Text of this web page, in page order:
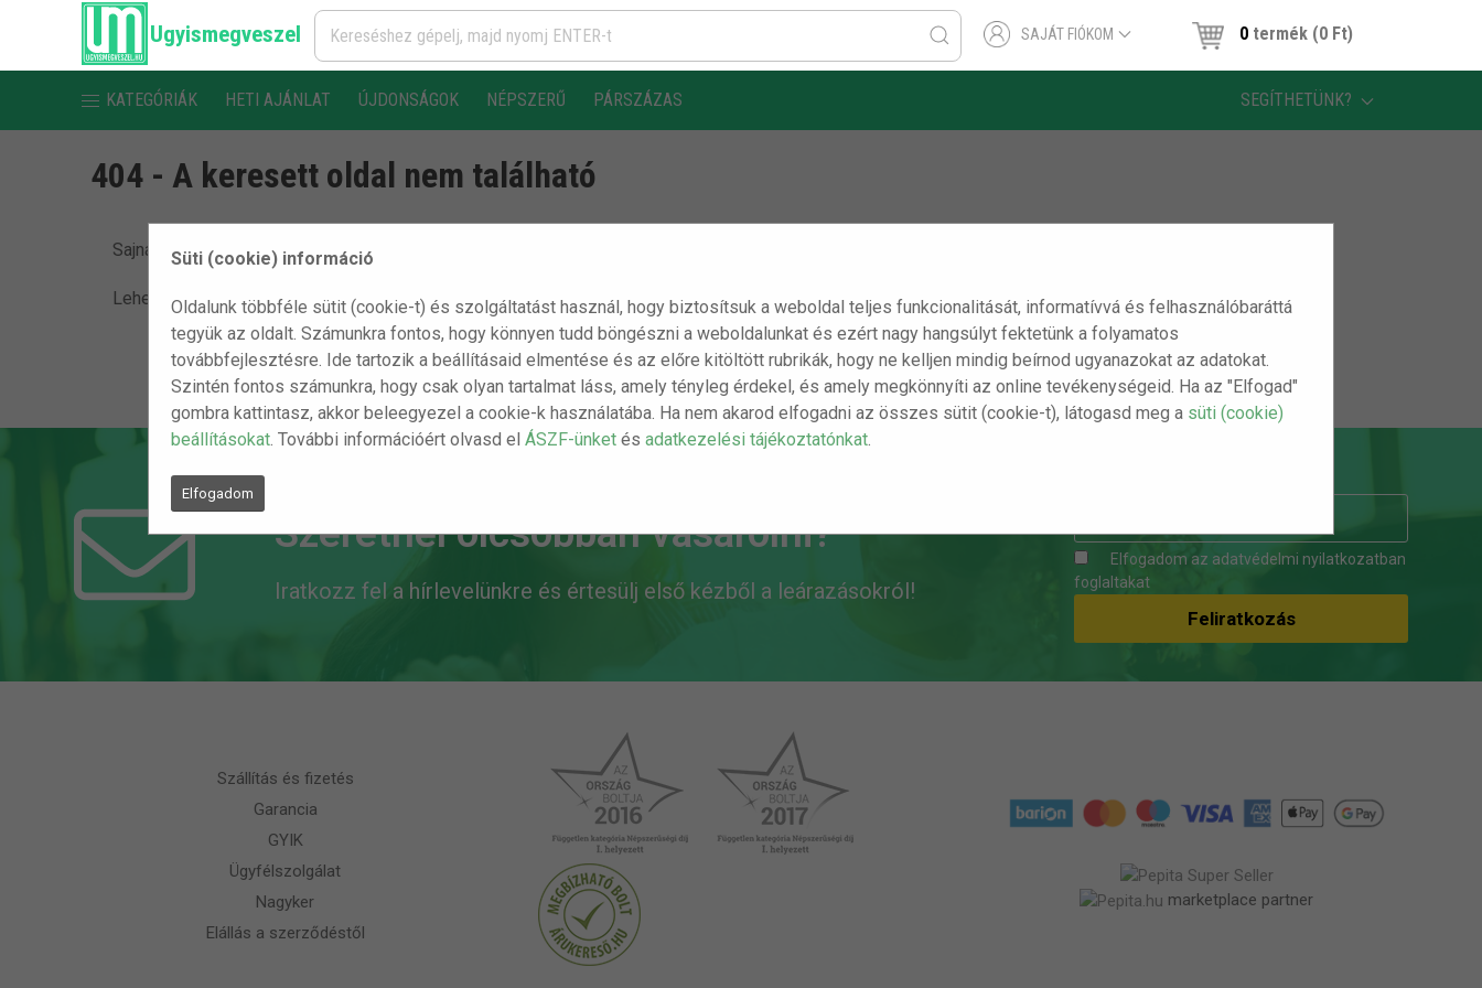
Süti (cookie) információ
Oldalunk többféle sütit (cookie-t) és szolgáltatást használ, hogy biztosítsuk a weboldal teljes funkcionalitását, informatívvá és felhasználóbaráttá
tegyük az oldalt. Számunkra fontos, hogy könnyen tudd böngészni a weboldalunkat és ezért nagy hangsúlyt fektetünk a folyamatos
továbbfejlesztésre. Ide tartozik a beállításaid elmentése és az előre kitöltött rubrikák, hogy ne kelljen mindig beírnod ugyanazokat az adatokat.
Szintén fontos számunkra, hogy csak olyan tartalmat láss, amely tényleg érdekel, és amely megkönnyíti az online tevékenységeid. Ha az "Elfogad"
gombra kattintasz, akkor beleegyezel a cookie-k használatába. Ha nem akarod elfogadni az összes sütit (cookie-t), látogasd meg a süti (cookie)
beállításokat . További információért olvasd elÁSZF-ünket ésadatkezelési tájékoztatónkat
Elfogadom
Ugyismegveszel SAJÁT FIÓKOM 0termék (0 Ft)
KATEGÓRIÁK HETI AJÁNLAT ÚJDONSÁGOK NÉPSZERŰ PÁRSZÁZAS SEGÍTHETÜNK?
404 - A keresett oldal nem található
Sajnáljuk, de nem találjuk a keresett oldalt.
Lehet, hogy egy hibás linkre kattintottál vagy a kért oldalt már nem létezik.
Szeretnél olcsóbban vásárolni?
Iratkozz fel a hírlevelünkre és értesülj első kézből a leárazásokról!
Elfogadom az adatvédelmi nyilatkozatban
foglaltakat
Szállítás és fizetés
Garancia
GYIK
Ügyfélszolgálat
Nagyker
Elállás a szerződéstől
marketplace partner